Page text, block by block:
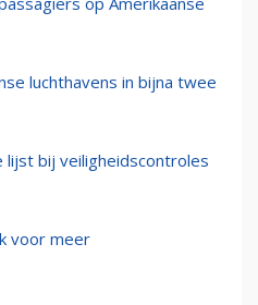
luchthavens in bijna twee
lijst bij veiligheidscontroles
voor meer